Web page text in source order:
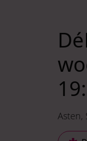
Asten